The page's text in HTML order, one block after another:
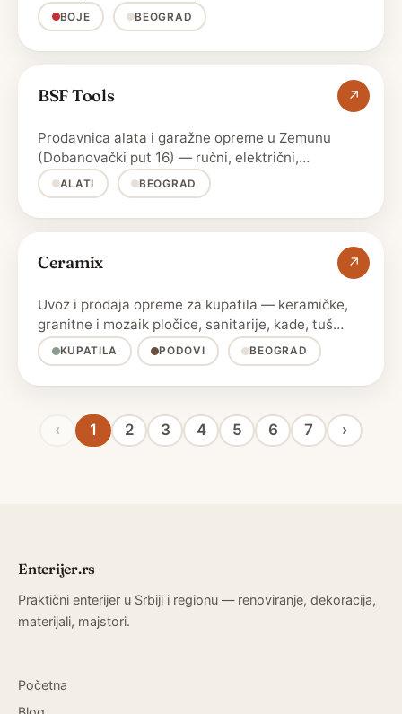
alat.BOJE BEOGRAD
↗
BSF Tools
Prodavnica alata i garažne opreme u Zemunu
(Dobanovački put 16) — ručni, električni,
akumulatorski i …
ALATI BEOGRAD
↗
Ceramix
Uvoz i prodaja opreme za kupatila — keramičke,
granitne i mozaik pločice, sanitarije, kade, tuš
kabine i …
KUPATILA PODOVI BEOGRAD
‹ 1 2 3 4 5 6 7 ›
Enterijer.rs
Praktični enterijer u Srbiji i regionu — renoviranje, dekoracija,
materijali, majstori.
Početna